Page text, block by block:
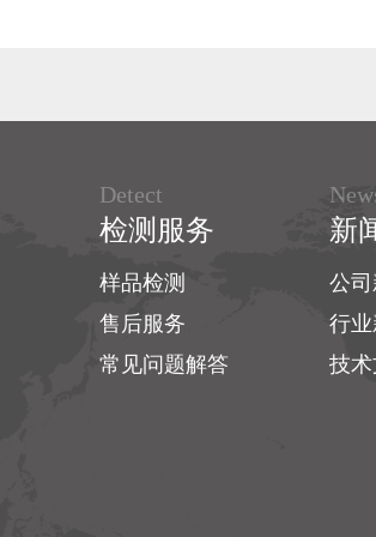
Detect
检测服务
样品检测
售后服务
常见问题解答
新
公
行
技